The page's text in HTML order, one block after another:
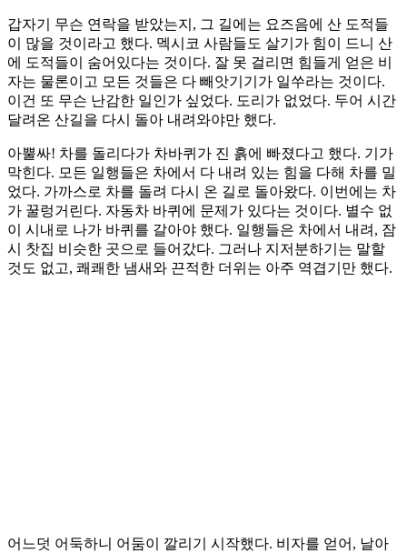
갑자기 무슨 연락을 받았는지, 그 길에는 요즈음에 산 도적들
이 많을 것이라고 했다. 멕시코 사람들도 살기가 힘이 드니 산
에 도적들이 숨어있다는 것이다. 잘 못 걸리면 힘들게 얻은 비
자는 물론이고 모든 것들은 다 빼앗기기가 일쑤라는 것이다.
이건 또 무슨 난감한 일인가 싶었다. 도리가 없었다. 두어 시간
달려온 산길을 다시 돌아 내려와야만 했다.
아뿔싸! 차를 돌리다가 차바퀴가 진 흙에 빠졌다고 했다. 기가
막힌다. 모든 일행들은 차에서 다 내려 있는 힘을 다해 차를 밀
었다. 가까스로 차를 돌려 다시 온 길로 돌아왔다. 이번에는 차
가 꿀렁거린다. 자동차 바퀴에 문제가 있다는 것이다. 별수 없
이 시내로 나가 바퀴를 갈아야 했다. 일행들은 차에서 내려, 잠
시 찻집 비슷한 곳으로 들어갔다. 그러나 지저분하기는 말할
것도 없고, 쾌쾌한 냄새와 끈적한 더위는 아주 역겹기만 했다.
어느덧 어둑하니 어둠이 깔리기 시작했다. 비자를 얻어, 날아